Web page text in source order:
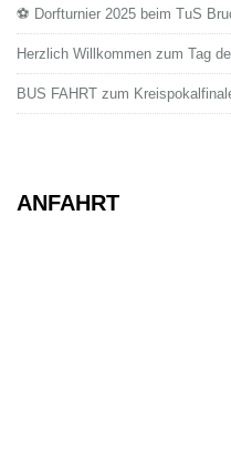
⚽ Dorfturnier 2025 beim TuS
Herzlich Willkommen zum Tag
BUS FAHRT zum
ANFAHRT